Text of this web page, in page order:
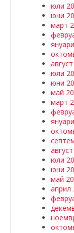
юли
юни
март
юли
юни
май
март
юли
юни
май
април